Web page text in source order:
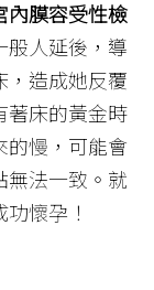
內膜容受性檢
般人延後，導
，造成她反覆
著床的黃金時
的慢，可能會
無法一致。就
懷孕！